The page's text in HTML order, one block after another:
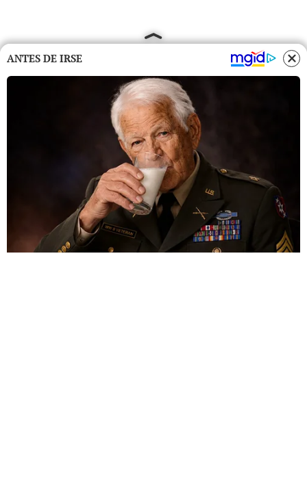
ANTES DE IRSE